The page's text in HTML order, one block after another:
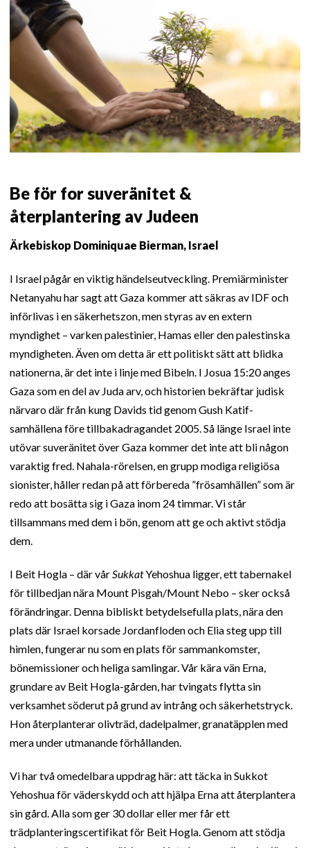
Be för for suveränitet &
återplantering av Judeen
Ärkebiskop Dominiquae Bierman, Israel
I Israel pågår en viktig händelseutveckling. Premiärminister
Netanyahu har sagt att Gaza kommer att säkras av IDF och
införlivas i en säkerhetszon, men styras av en extern
myndighet – varken palestinier, Hamas eller den palestinska
myndigheten. Även om detta är ett politiskt sätt att blidka
nationerna, är det inte i linje med Bibeln. I Josua 15:20 anges
Gaza som en del av Juda arv, och historien bekräftar judisk
närvaro där från kung Davids tid genom Gush Katif-
samhällena före tillbakadragandet 2005. Så länge Israel inte
utövar suveränitet över Gaza kommer det inte att bli någon
varaktig fred. Nahala-rörelsen, en grupp modiga religiösa
sionister, håller redan på att förbereda ”frösamhällen” som är
redo att bosätta sig i Gaza inom 24 timmar. Vi står
tillsammans med dem i bön, genom att ge och aktivt stödja
dem.
I Beit Hogla – där vårSukkatYehoshua ligger, ett tabernakel
för tillbedjan nära Mount Pisgah/Mount Nebo – sker också
förändringar. Denna bibliskt betydelsefulla plats, nära den
plats där Israel korsade Jordanfloden och Elia steg upp till
himlen, fungerar nu som en plats för sammankomster,
bönemissioner och heliga samlingar. Vår kära vän Erna,
grundare av Beit Hogla-gården, har tvingats flytta sin
verksamhet söderut på grund av intrång och säkerhetstryck.
Hon återplanterar olivträd, dadelpalmer, granatäpplen med
mera under utmanande förhållanden.
Vi har två omedelbara uppdrag här: att täcka in Sukkot
Yehoshua för väderskydd och att hjälpa Erna att återplantera
sin gård. Alla som ger 30 dollar eller mer får ett
trädplanteringscertifikat för Beit Hogla. Genom att stödja